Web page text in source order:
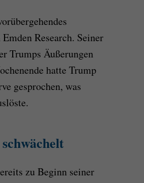
Research. Seiner
Trumps Äußerungen
hatte Trump
gesprochen, was
zu Beginn seiner